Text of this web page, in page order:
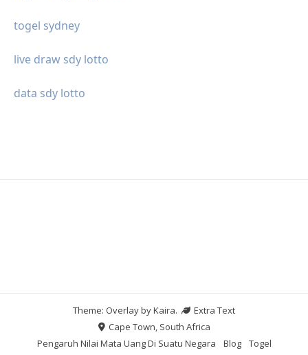
togel sydney
live draw sdy lotto
data sdy lotto
Theme: Overlay byKaira.
Extra Text
Cape Town, South Africa
Pengaruh Nilai Mata Uang Di Suatu Negara
Blog Togel